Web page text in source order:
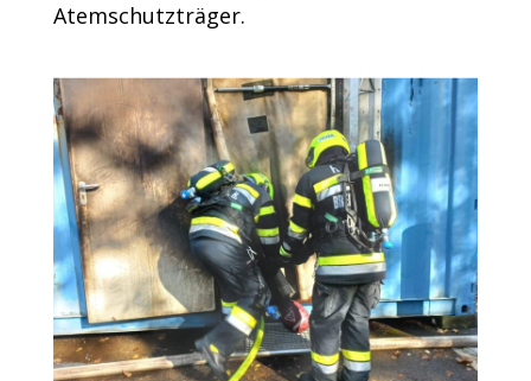
Atemschutzträger.